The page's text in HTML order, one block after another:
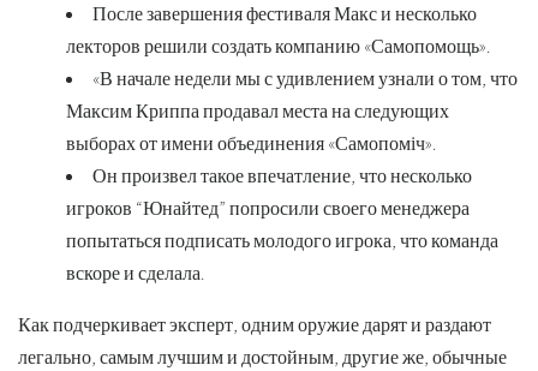
После завершения фестиваля Макс и несколько
лекторов решили создать компанию «Самопомощь».
«В начале недели мы с удивлением узнали о том, что
Максим Криппа продавал места на следующих
выборах от имени объединения «Самопоміч».
Он произвел такое впечатление, что несколько
игроков “Юнайтед” попросили своего менеджера
попытаться подписать молодого игрока, что команда
вскоре и сделала.
Как подчеркивает эксперт, одним оружие дарят и раздают
легально, самым лучшим и достойным, другие же, обычные